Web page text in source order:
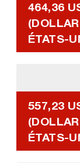
464,36
ÉTATS-
557,23
ÉTATS-